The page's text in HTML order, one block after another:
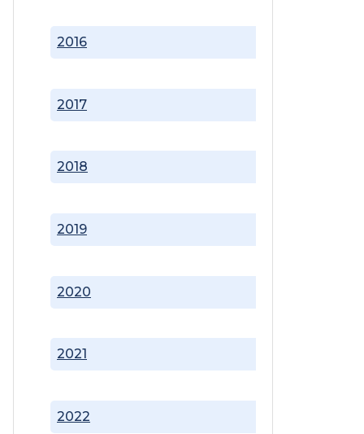
2016
2017
2018
2019
2020
2021
2022